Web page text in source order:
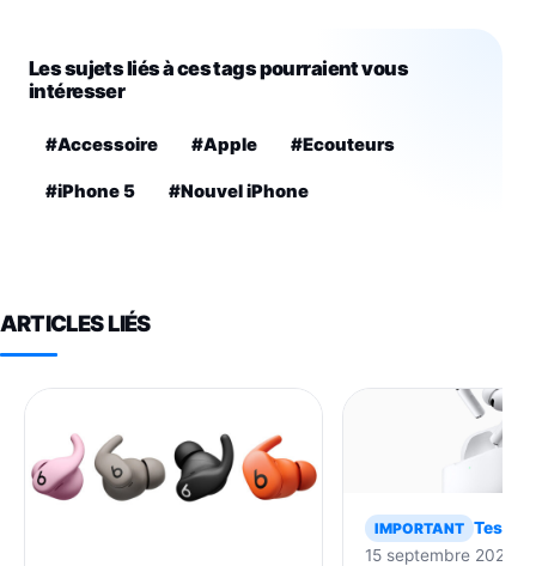
Les sujets liés à ces tags pourraient vous
intéresser
#Accessoire #Apple #Ecouteurs
#iPhone 5 #Nouvel iPhone
ARTICLES LIÉS
IMPORTANT Tests
15 septembre 2025 à